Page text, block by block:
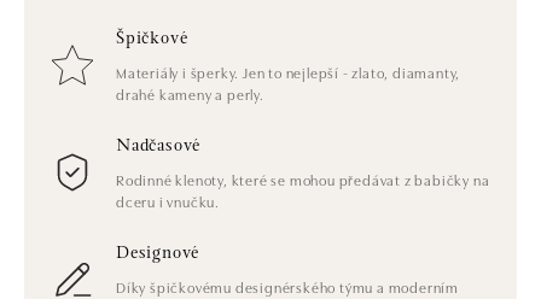
Špičkové
Materiály i šperky. Jen to nejlepší - zlato, diamanty,
drahé kameny a perly.
Nadčasové
Rodinné klenoty, které se mohou předávat z babičky na
dceru i vnučku.
Designové
Díky špičkovému designérského týmu a moderním